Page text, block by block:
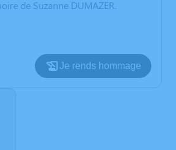
de Suzanne DUMAZER.
Je rends hommage